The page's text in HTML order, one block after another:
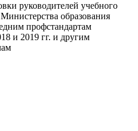
руководителей учебного
образования
профстандартам
и 2019 гг. и другим